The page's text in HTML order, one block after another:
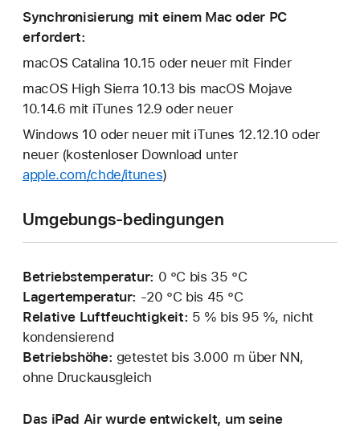
Synchronisierung mit einem Mac oder PC
erfordert:
macOS Catalina 10.15 oder neuer mit Finder
macOS High Sierra 10.13 bis macOS Mojave
10.14.6 mit iTunes 12.9 oder neuer
Windows 10 oder neuer mit iTunes 12.12.10 oder
neuer (kostenloser Download unter
apple.com/chde/itunes)
Umgebungs-bedingungen
Betriebstemperatur: 0 °C bis 35 °C
Lagertemperatur: ‑20 °C bis 45 °C
Relative Luftfeuchtigkeit: 5 % bis 95 %, nicht
kondensierend
Betriebshöhe: getestet bis 3.000 m über NN,
ohne Druckausgleich
Das iPad Air wurde entwickelt, um seine